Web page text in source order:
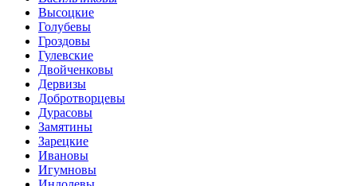
Высоцкие
Голубевы
Гроздовы
Гулевские
Двойченковы
Дервизы
Добротворцевы
Дурасовы
Замятины
Зарецкие
Ивановы
Игумновы